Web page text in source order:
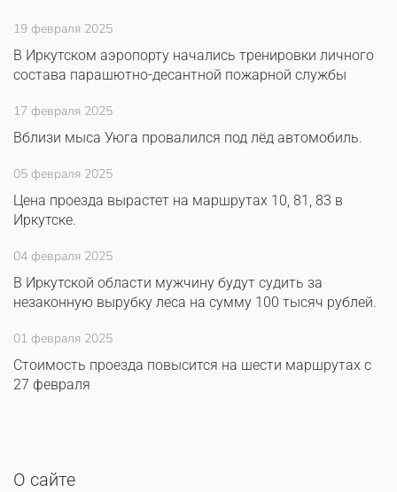
19 февраля 2025
В Иркутском аэропорту начались тренировки личного
состава парашютно-десантной пожарной службы
17 февраля 2025
Вблизи мыса Уюга провалился под лёд автомобиль.
05 февраля 2025
Цена проезда вырастет на маршрутах 10, 81, 83 в
Иркутске.
04 февраля 2025
В Иркутской области мужчину будут судить за
незаконную вырубку леса на сумму 100 тысяч рублей.
01 февраля 2025
Стоимость проезда повысится на шести маршрутах с
27 февраля
О сайте